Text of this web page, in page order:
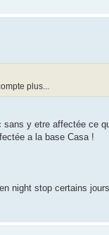
plus...
y etre affectée ce
a la base Casa !
night stop certains